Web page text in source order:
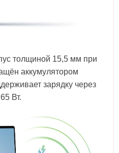
толщиной 15,5 мм при
аккумулятором
зарядку через
Вт.